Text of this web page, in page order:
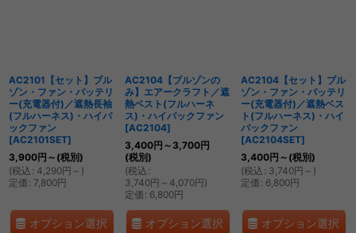
AC2101【セット】ブル
ゾン・ファン・バッテリ
ー(充電器付)／遮熱長袖
(フルハーネス)・ハイバ
ックファン
[AC2101SET]
3,900円 ～ (税別)
(税込 : 4,290円 ～ )
定価 : 7,800円
オプション選択
AC2104【ブルゾンの
み】エアークラフト／遮
熱ベスト(フルハーネ
ス)・ハイバックファン
[AC2104]
3,400円 ～3,700円
(税別)
(税込 :
3,740円 ～4,070円)
定価 : 6,800円
オプション選択
AC2104【セット】ブル
ゾン・ファン・バッテリ
ー(充電器付)／遮熱ベス
ト(フルハーネス)・ハイ
バックファン
[AC2104SET]
3,400円 ～ (税別)
(税込 : 3,740円 ～ )
定価 : 6,800円
オプション選択